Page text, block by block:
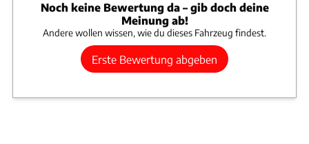
Noch keine Bewertung da – gib doch deine
Meinung ab!
Andere wollen wissen, wie du dieses Fahrzeug findest.
Erste Bewertung abgeben